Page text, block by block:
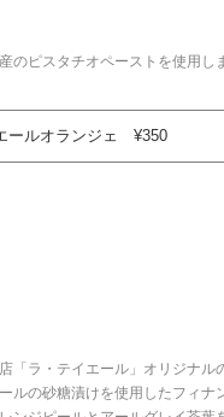
ピスタチオペーストを使用し
ールオランジェ ¥350
「ラ・テイエール」オリジナル
ルの砂糖漬けを使用したフィナ